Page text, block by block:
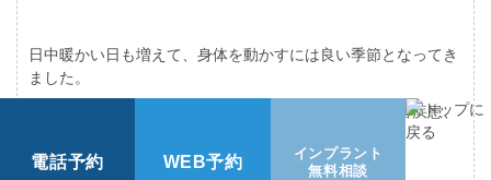
日中暖かい日も増えて、身体を動かすには良い季節となってき
ました。
ウォーキングは運動機能の低下を防ぎ、心臓病、脳血管疾患、
肥満、動脈硬化、骨粗鬆症を予防することができます。
電話予約 WEB予約
インプラント
無料相談